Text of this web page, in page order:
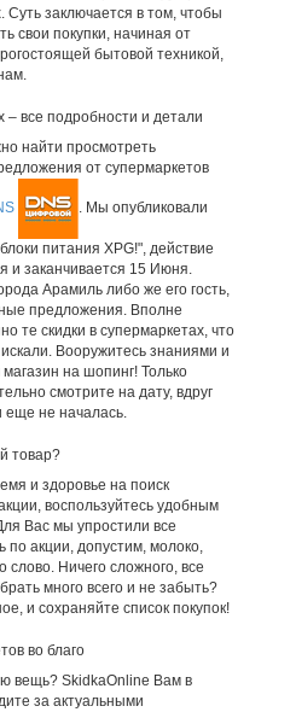
Суть заключается в том, чтобы
свои покупки, начиная от
бытовой техникой,
– все подробности и детали
найти просмотреть
от супермаркетов
. Мы опубликовали
питания XPG!", действие
и заканчивается 15 Июня.
Арамиль либо же его гость,
предложения. Вполне
те скидки в супермаркетах, что
Вооружитесь знаниями и
на шопинг! Только
смотрите на дату, вдруг
еще не началась.
товар?
и здоровье на поиск
воспользуйтесь удобным
Вас мы упростили все
по акции, допустим, молоко,
слово. Ничего сложного, все
много всего и не забыть?
и сохраняйте список покупок!
во благо
вещь? SkidkaOnline Вам в
за актуальными